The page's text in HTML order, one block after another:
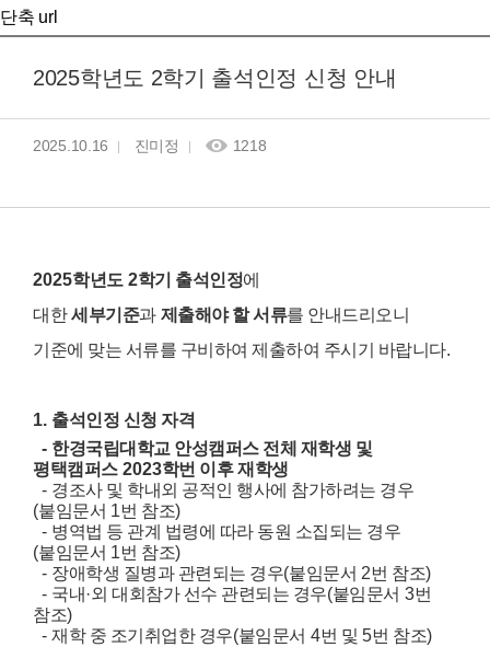
단축 url
2025학년도 2학기 출석인정 신청 안내
2025.10.16 진미정 1218
2025학년도 2학기 출석인정에
대한 세부기준과 제출해야 할 서류를 안내드리오니
기준에 맞는 서류를 구비하여 제출하여 주시기 바랍니다.
1. 출석인정 신청 자격
- 한경국립대학교 안성캠퍼스 전체 재학생 및
평택캠퍼스2023학번 이후 재학생
- 경조사 및 학내외 공적인 행사에 참가하려는 경우
(붙임문서 1번 참조)
- 병역법 등 관계 법령에 따라 동원 소집되는 경우
(붙임문서 1번 참조)
- 장애학생 질병과 관련되는 경우(붙임문서 2번 참조)
- 국내 ·외 대회참가 선수 관련되는 경우(붙임문서 3번
참조)
- 재학 중 조기취업한 경우(붙임문서 4번 및 5번 참조)